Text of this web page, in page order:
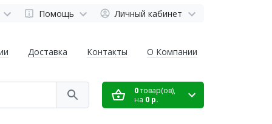
Помощь Личный кабинет
Доставка Контакты О Компании
0товар(ов),
на 0 р.